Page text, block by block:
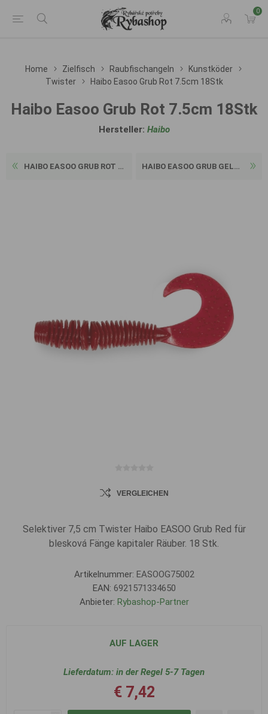
0
Home Zielfisch Raubfischangeln
Kunstköder
Twister
Haibo Easoo Grub Rot 7.5cm 18Stk
Haibo Easoo Grub Rot 7.5cm 18Stk
Hersteller: Haibo
HAIBO EASOO GRUB ROT 5CM 22... HAIBO EASOO GRUB GELB 5CM 2...
VERGLEICHEN
Selektiver 7,5 cm Twister Haibo EASOO Grub Red für
blesková Fänge kapitaler Räuber. 18 Stk.
Artikelnummer: EASOOG75002
EAN: 6921571334650
Anbieter: Rybashop-Partner
AUF LAGER
Lieferdatum: in der Regel 5-7 Tagen
€ 7,42